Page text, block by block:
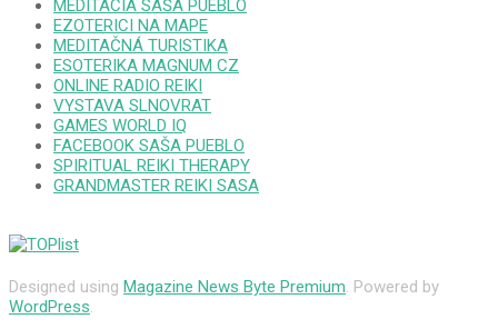
MEDITÁCIA SAŠA PUEBLO
EZOTERICI NA MAPE
MEDITAČNÁ TURISTIKA
ESOTERIKA MAGNUM CZ
ONLINE RADIO REIKI
VYSTAVA SLNOVRAT
GAMES WORLD IQ
FACEBOOK SAŠA PUEBLO
SPIRITUAL REIKI THERAPY
GRANDMASTER REIKI SASA
Designed using Magazine News Byte Premium. Powered by
WordPress.